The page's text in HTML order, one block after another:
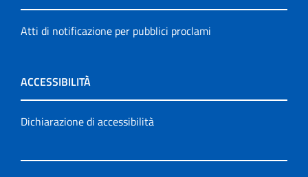
Atti di notificazione per pubblici proclami
ACCESSIBILITÀ
Dichiarazione di accessibilità